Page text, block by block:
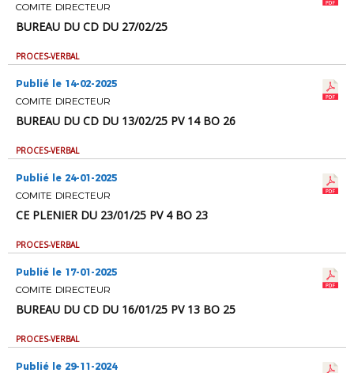
COMITE DIRECTEUR
BUREAU DU CD DU 27/02/25
PROCES-VERBAL
Publié le 14-02-2025
COMITE DIRECTEUR
BUREAU DU CD DU 13/02/25 PV 14 BO 26
PROCES-VERBAL
Publié le 24-01-2025
COMITE DIRECTEUR
CE PLENIER DU 23/01/25 PV 4 BO 23
PROCES-VERBAL
Publié le 17-01-2025
COMITE DIRECTEUR
BUREAU DU CD DU 16/01/25 PV 13 BO 25
PROCES-VERBAL
Publié le 29-11-2024